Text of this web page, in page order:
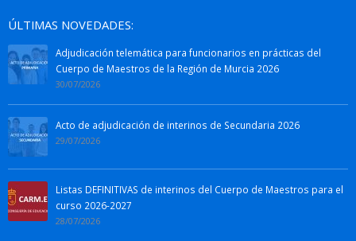
ÚLTIMAS NOVEDADES:
Adjudicación telemática para funcionarios en prácticas del
Cuerpo de Maestros de la Región de Murcia 2026
30/07/2026
Acto de adjudicación de interinos de Secundaria 2026
29/07/2026
Listas DEFINITIVAS de interinos del Cuerpo de Maestros para el
curso 2026-2027
28/07/2026